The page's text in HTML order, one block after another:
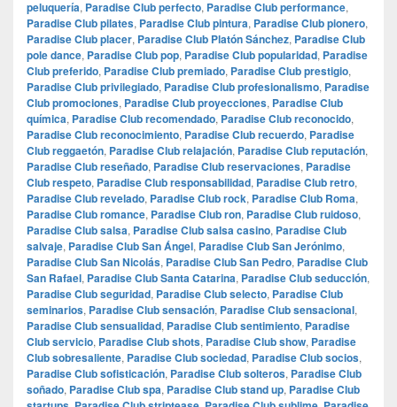
peluquería, Paradise Club perfecto, Paradise Club performance,
Paradise Club pilates, Paradise Club pintura, Paradise Club pionero,
Paradise Club placer, Paradise Club Platón Sánchez, Paradise Club
pole dance, Paradise Club pop, Paradise Club popularidad, Paradise
Club preferido, Paradise Club premiado, Paradise Club prestigio,
Paradise Club privilegiado, Paradise Club profesionalismo, Paradise
Club promociones, Paradise Club proyecciones, Paradise Club
química, Paradise Club recomendado, Paradise Club reconocido,
Paradise Club reconocimiento, Paradise Club recuerdo, Paradise
Club reggaetón, Paradise Club relajación, Paradise Club reputación,
Paradise Club reseñado, Paradise Club reservaciones, Paradise
Club respeto, Paradise Club responsabilidad, Paradise Club retro,
Paradise Club revelado, Paradise Club rock, Paradise Club Roma,
Paradise Club romance, Paradise Club ron, Paradise Club ruidoso,
Paradise Club salsa, Paradise Club salsa casino, Paradise Club
salvaje, Paradise Club San Ángel, Paradise Club San Jerónimo,
Paradise Club San Nicolás, Paradise Club San Pedro, Paradise Club
San Rafael, Paradise Club Santa Catarina, Paradise Club seducción,
Paradise Club seguridad, Paradise Club selecto, Paradise Club
seminarios, Paradise Club sensación, Paradise Club sensacional,
Paradise Club sensualidad, Paradise Club sentimiento, Paradise
Club servicio, Paradise Club shots, Paradise Club show, Paradise
Club sobresaliente, Paradise Club sociedad, Paradise Club socios,
Paradise Club sofisticación, Paradise Club solteros, Paradise Club
soñado, Paradise Club spa, Paradise Club stand up, Paradise Club